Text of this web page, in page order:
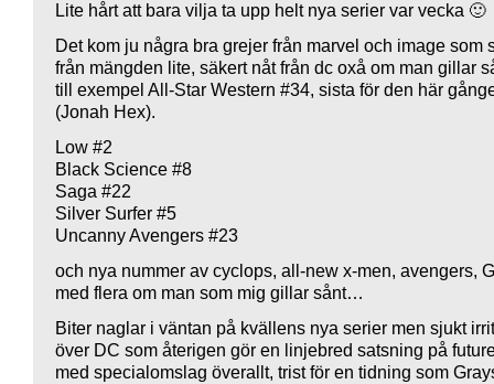
Lite hårt att bara vilja ta upp helt nya serier var vecka 🙂
Det kom ju några bra grejer från marvel och image som
från mängden lite, säkert nåt från dc oxå om man gillar
till exempel All-Star Western #34, sista för den här
(Jonah Hex).
Low #2
Black Science #8
Saga #22
Silver Surfer #5
Uncanny Avengers #23
och nya nummer av cyclops, all-new x-men, avengers,
med flera om man som mig gillar sånt…
Biter naglar i väntan på kvällens nya serier men sjukt
över DC som återigen gör en linjebred satsning på
med specialomslag överallt, trist för en tidning som